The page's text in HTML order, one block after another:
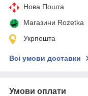
Нова Пошта
Магазини Rozetka
Укрпошта
Всі умови доставки
Умови оплати